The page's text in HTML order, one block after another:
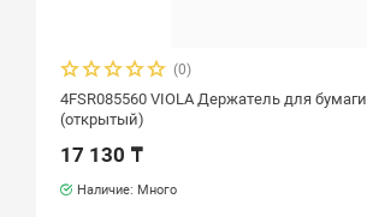
(0)
4FSR085560 VIOLA Держатель для бумаги
(открытый)
17 130 ₸
Наличие: Много